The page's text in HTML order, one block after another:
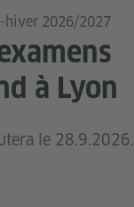
hiver 2026/2027
à Lyon
le 28.9.2026.